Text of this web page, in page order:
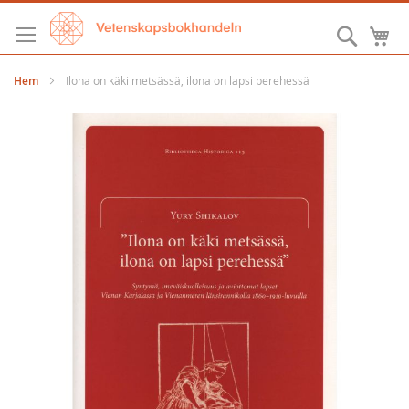
Hoppa
till
innehållet
Sök
Hem Ilona on käki metsässä, ilona on lapsi perehessä